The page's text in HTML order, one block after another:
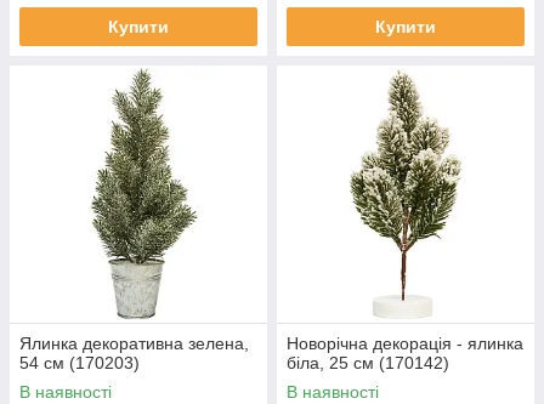
Купити Купити
Ялинка декоративна зелена,
54 см (170203)
В наявності
Новорічна декорація - ялинка
біла, 25 см (170142)
В наявності